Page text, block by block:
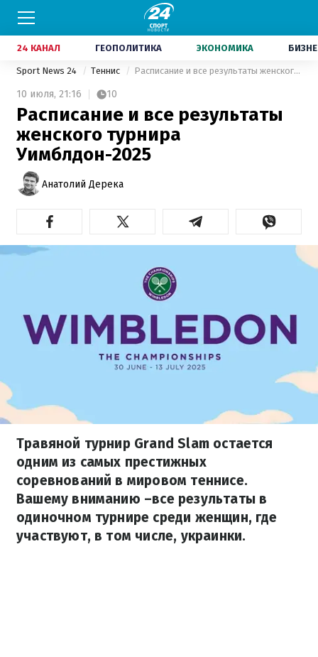
24 КАНАЛ ГЕОПОЛИТИКА ЭКОНОМИКА
Sport News 24 Теннис Расписание и все результаты женского турнира Уимблдон-2025
10 июля, 21:16 10
Расписание и все результаты
женского турнира
Уимблдон-2025
Анатолий Дерека
Травяной турнир Grand Slam остается
одним из самых престижных
соревнований в мировом теннисе.
Вашему вниманию –все результаты в
одиночном турнире среди женщин, где
участвуют, в том числе, украинки.